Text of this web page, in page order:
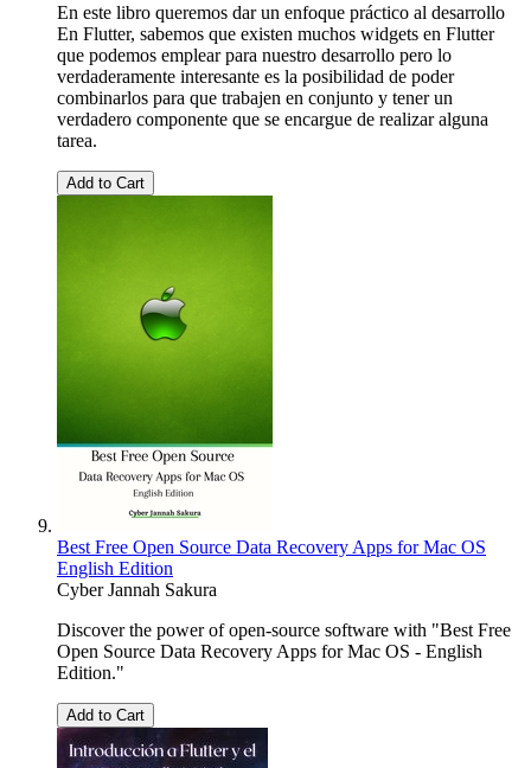
En este libro queremos dar un enfoque práctico al desarrollo
En Flutter, sabemos que existen muchos widgets en Flutter
que podemos emplear para nuestro desarrollo pero lo
verdaderamente interesante es la posibilidad de poder
combinarlos para que trabajen en conjunto y tener un
verdadero componente que se encargue de realizar alguna
tarea.
Add to Cart
Best Free Open Source Data Recovery Apps for Mac OS
English Edition
Cyber Jannah Sakura
Discover the power of open-source software with "Best Free
Open Source Data Recovery Apps for Mac OS - English
Edition."
Add to Cart